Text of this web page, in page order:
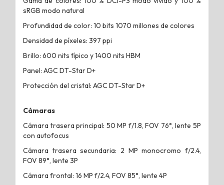
sRGB modo natural
Profundidad de color: 10 bits 1070 millones de colores
Densidad de píxeles: 397 ppi
Brillo: 600 nits típico y 1400 nits HBM
Panel: AGC DT-Star D+
Protección del cristal: AGC DT-Star D+
Cámaras
Cámara trasera principal: 50 MP f/1.8, FOV 76°, lente 5P
con autofocus
Cámara trasera secundaria: 2 MP monocromo f/2.4,
FOV 89°, lente 3P
Cámara frontal: 16 MP f/2.4, FOV 85°, lente 4P